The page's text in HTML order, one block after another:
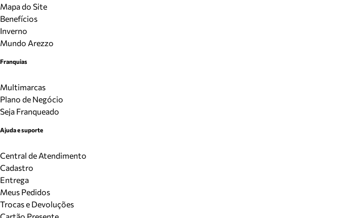
Mapa do Site
Benefícios
Inverno
Mundo Arezzo
Franquias
Multimarcas
Plano de Negócio
Seja Franqueado
Ajuda e suporte
Central de Atendimento
Cadastro
Entrega
Meus Pedidos
Trocas e Devoluções